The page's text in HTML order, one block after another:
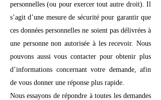
personnelles (ou pour exercer tout autre droit). Il
s’agit d’une mesure de sécurité pour garantir que
ces données personnelles ne soient pas délivrées à
une personne non autorisée à les recevoir. Nous
pouvons aussi vous contacter pour obtenir plus
d’informations concernant votre demande, afin
de vous donner une réponse plus rapide.
Nous essayons de répondre à toutes les demandes